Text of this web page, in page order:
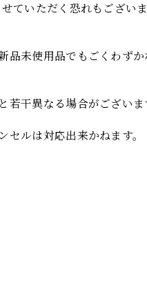
ていただく恐れもござい
品未使用品でもごくわず
干異なる場合がございま
ルは対応出来かねます。